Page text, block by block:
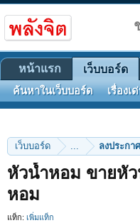
เว็บบอร์ด ... ลงประกา
หัวน้ำหอม ขายหั
หอม
แท็ก: เพิ่มแท็ก
หน้าแรก เว็บบอร์ด
ค้นหาในเว็บบอร์ด เรื่องเ